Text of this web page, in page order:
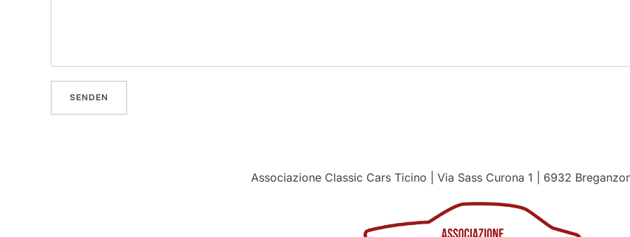
SENDEN
Associazione Classic Cars Ticino | Via Sass Curona 1 | 6932